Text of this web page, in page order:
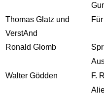
Thomas Glatz und
VerstAnd
Ronald Glomb
Walter Gödden
F.